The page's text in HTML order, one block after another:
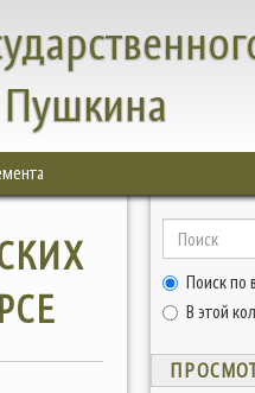
Пушкина
Поиск по
В этой